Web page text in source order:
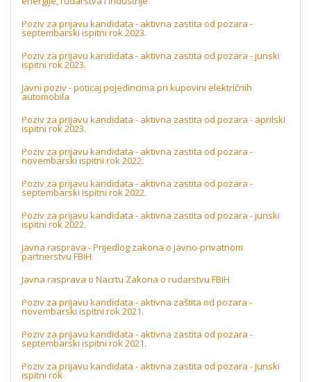
Poziv za prijavu kandidata - aktivna zastita od pozara -
septembarski ispitni rok 2023.
Poziv za prijavu kandidata - aktivna zastita od pozara - junski
ispitni rok 2023.
Javni poziv - poticaj pojedincima pri kupovini električnih
automobila
Poziv za prijavu kandidata - aktivna zastita od pozara - aprilski
ispitni rok 2023.
Poziv za prijavu kandidata - aktivna zastita od pozara -
novembarski ispitni rok 2022.
Poziv za prijavu kandidata - aktivna zastita od pozara -
septembarski ispitni rok 2022.
Poziv za prijavu kandidata - aktivna zastita od pozara - junski
ispitni rok 2022.
Javna rasprava - Prijedlog zakona o javno-privatnom
partnerstvu FBiH
Javna rasprava o Nacrtu Zakona o rudarstvu FBiH
Poziv za prijavu kandidata - aktivna zaštita od pozara -
novembarski ispitni rok 2021.
Poziv za prijavu kandidata - aktivna zastita od pozara -
septembarski ispitni rok 2021.
Poziv za prijavu kandidata - aktivna zastita od pozara - junski
ispitni rok